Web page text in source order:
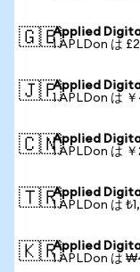
🇬🇧Applied
1 APLDon は
🇯🇵Applied
1 APLDon は
🇨🇳Applied
1 APLDon は
🇹🇷Applied
1 APLDon は
🇰🇷Applied
1 APLDon は